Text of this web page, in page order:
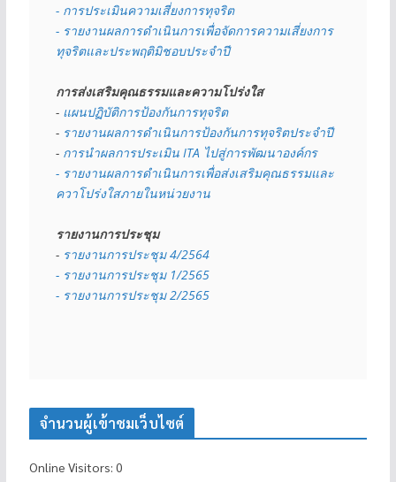
- การประเมินความเสี่ยงการทุจริต
- รายงานผลการดำเนินการเพื่อจัดการความเสี่ยงการ
ทุจริตและประพฤติมิชอบประจำปี
การส่งเสริมคุณธรรมและความโปร่งใส
- แผนปฏิบัติการป้องกันการทุจริต
- รายงานผลการดำเนินการป้องกันการทุจริตประจำปี
- การนำผลการประเมิน ITA ไปสู่การพัฒนาองค์กร
- รายงานผลการดำเนินการเพื่อส่งเสริมคุณธรรมและ
ควาโปร่งใสภายในหน่วยงาน
รายงานการประชุม
- รายงานการประชุม 4/2564
- รายงานการประชุม 1/2565
- รายงานการประชุม 2/2565
จำนวนผู้เข้าชมเว็บไซต์
Online Visitors: 0